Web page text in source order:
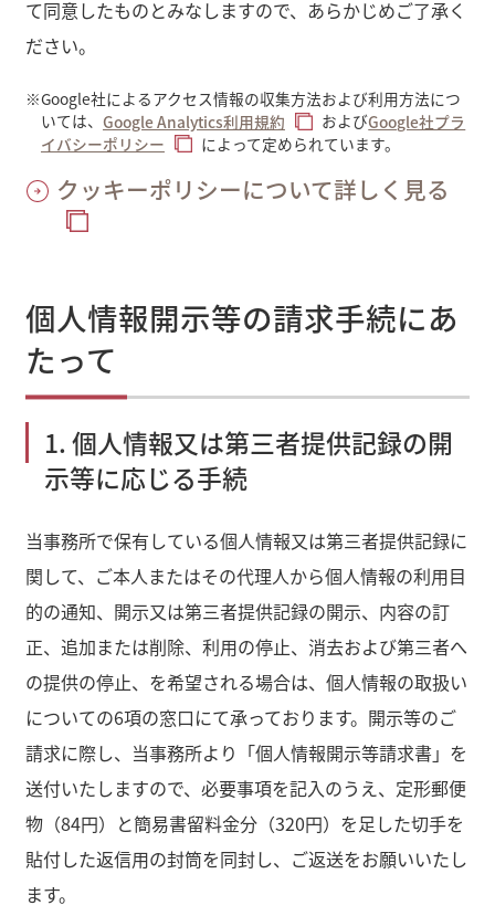
て同意したものとみなしますので、あらかじめご了承く
ださい。
※Google社によるアクセス情報の収集方法および利用方法につ
いては、 Google Analytics利用規約 およびGoogle社プラ
イバシーポリシー
によって定められています。
クッキーポリシーについて詳しく見る
個人情報開示等の請求手続にあ
たって
1. 個人情報又は第三者提供記録の開
示等に応じる手続
当事務所で保有している個人情報又は第三者提供記録に
関して、ご本人またはその代理人から個人情報の利用目
的の通知、開示又は第三者提供記録の開示、内容の訂
正、追加または削除、利用の停止、消去および第三者へ
の提供の停止、を希望される場合は、個人情報の取扱い
についての6項の窓口にて承っております。開示等のご
請求に際し、当事務所より「個人情報開示等請求書」を
送付いたしますので、必要事項を記入のうえ、定形郵便
物（84円）と簡易書留料金分（320円）を足した切手を
貼付した返信用の封筒を同封し、ご返送をお願いいたし
ます。